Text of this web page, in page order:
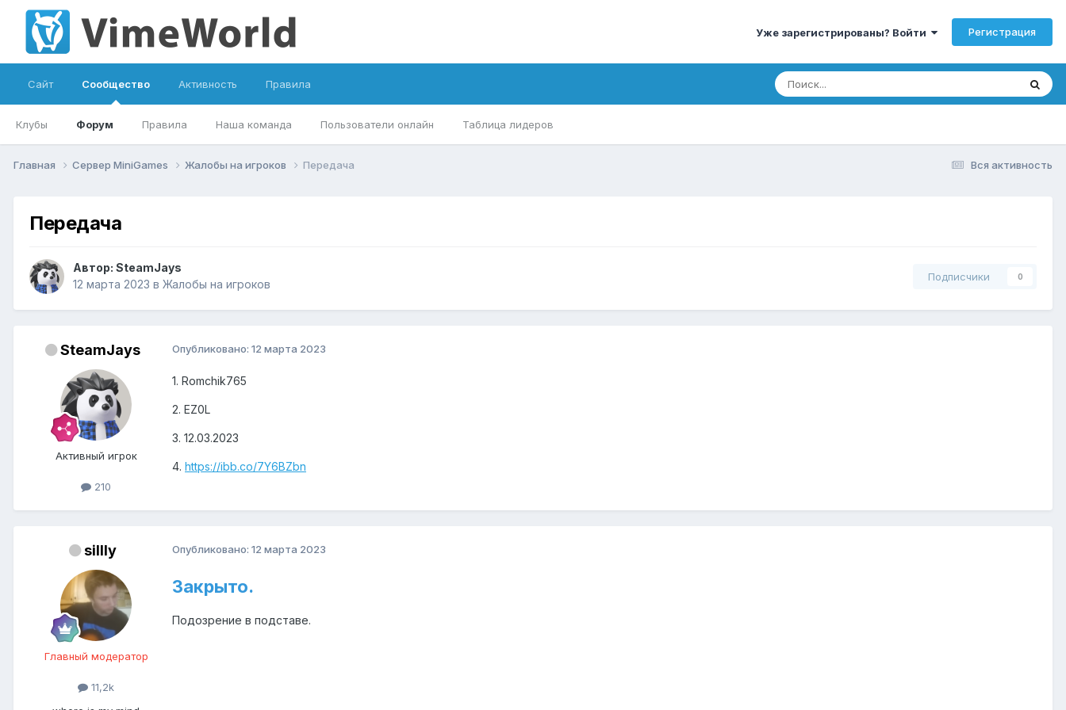
Уже зарегистрированы? Войти Регистрация
Сайт Сообщество
Клубы Форум Правила Наша команда Пользователи онлайн Таблица лидеров
Активность Правила
Вся активность
Главная Сервер MiniGames Жалобы на игроков Передача
Передача
Автор: SteamJays
12 марта 2023 в Жалобы на игроков
Подписчики 0
SteamJays
Активный игрок
210
Опубликовано: 12 марта 2023
1. Romchik765
2. EZ0L
3. 12.03.2023
4. https://ibb.co/7Y6BZbn
sillly
Главный модератор
11,2k
Опубликовано: 12 марта 2023
Закрыто.
Подозрение в подставе.